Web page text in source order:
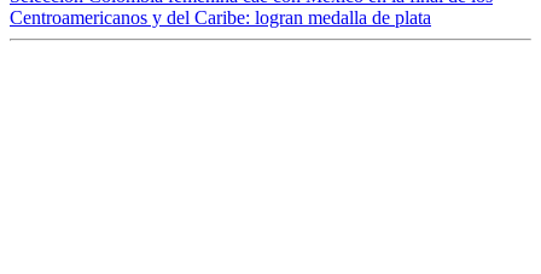
Centroamericanos y del Caribe: logran medalla de plata